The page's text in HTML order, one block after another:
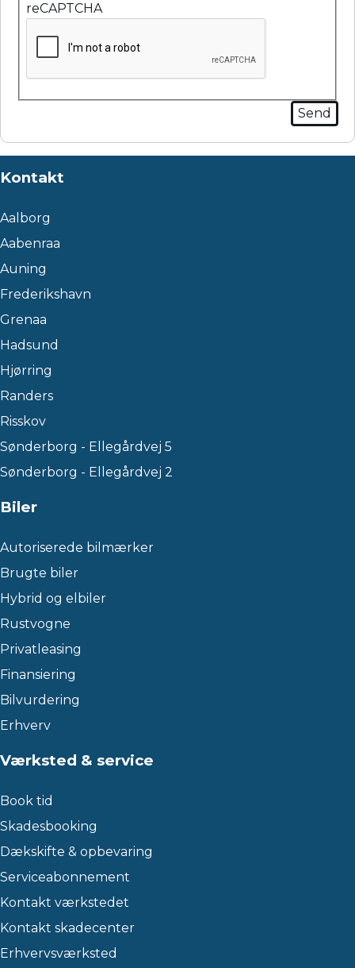
reCAPTCHA
Kontakt
Aalborg
Aabenraa
Auning
Frederikshavn
Grenaa
Hadsund
Hjørring
Randers
Risskov
Sønderborg - Ellegårdvej 5
Sønderborg - Ellegårdvej 2
Biler
Autoriserede bilmærker
Brugte biler
Hybrid og elbiler
Rustvogne
Privatleasing
Finansiering
Bilvurdering
Erhverv
Værksted & service
Book tid
Skadesbooking
Dækskifte & opbevaring
Serviceabonnement
Kontakt værkstedet
Kontakt skadecenter
Erhvervsværksted